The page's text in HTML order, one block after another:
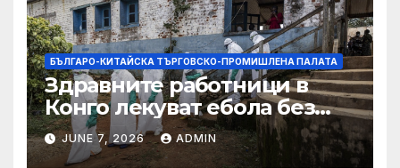
БЪЛГАРО-КИТАЙСКА ТЪРГОВСКО-ПРОМИШЛЕНА ПАЛАТА
Здравните работници в
Конго лекуват ебола без
заплащане, докато СЗО
търси ресурси
JUNE 7, 2026 ADMIN